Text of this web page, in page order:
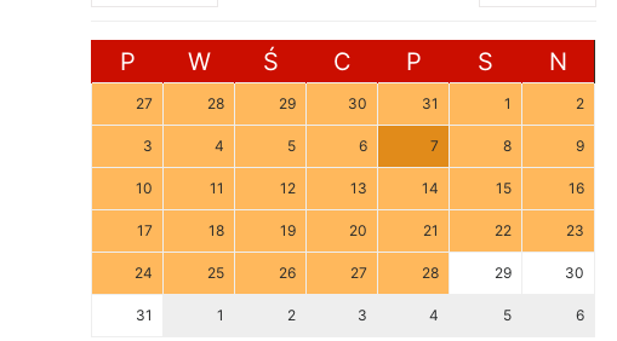
P W Ś C P S N
27 28 29 30 31 1 2
3 4 5 6 7 8 9
10 11 12 13 14 15 16
17 18 19 20 21 22 23
24 25 26 27 28 29 30
31 1 2 3 4 5 6